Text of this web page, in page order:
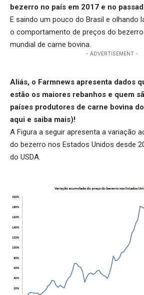
bezerro no país em 2017 e no
E saindo um pouco do Brasil e olhando
o comportamento de preços do
mundial de carne bovina.
- ADVERTISEMENT -
Aliás, o Farmnews apresenta dados
estão os maiores rebanhos e quem
países produtores de carne bovina
aqui e saiba mais)!
A Figura a seguir apresenta a variação
do bezerro nos Estados Unidos desde
do USDA.